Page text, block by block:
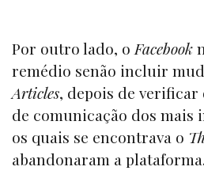
Por outro lado, o Facebook
remédio senão incluir
Articles, depois de verificar
de comunicação dos mais
os quais se encontrava o
abandonaram a plataforma.